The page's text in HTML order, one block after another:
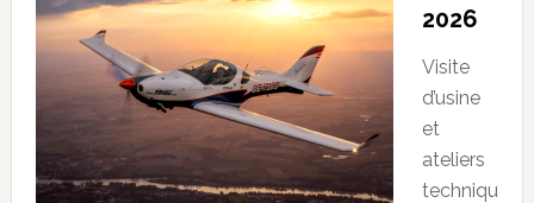
2026
Visite
d’usine
et
ateliers
techniqu